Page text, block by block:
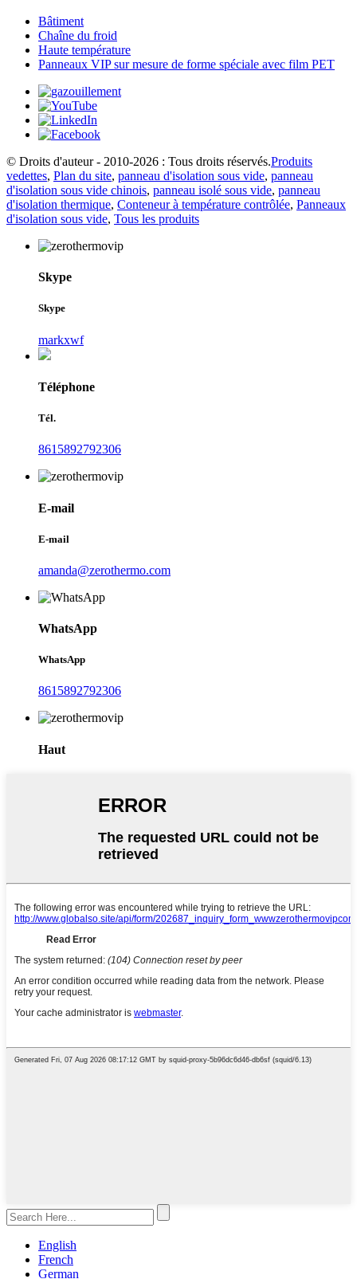
Bâtiment
Chaîne du froid
Haute température
Panneaux VIP sur mesure de forme spéciale avec film PET
© Droits d'auteur - 2010-2026 : Tous droits réservés.Produits
vedettes, Plan du site, panneau d'isolation sous vide, panneau
d'isolation sous vide chinois, panneau isolé sous vide, panneau
d'isolation thermique, Conteneur à température contrôlée, Panneaux
d'isolation sous vide, Tous les produits
Skype
Skype
markxwf
Téléphone
Tél.
8615892792306
E-mail
E-mail
amanda@zerothermo.com
WhatsApp
WhatsApp
8615892792306
Haut
English
French
German